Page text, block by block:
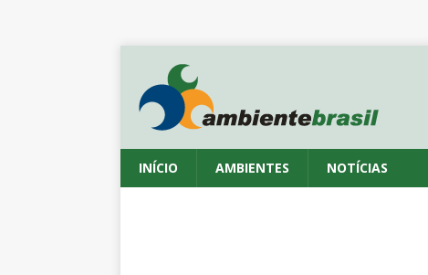
INÍCIO AMBIENTES NOTÍCIAS